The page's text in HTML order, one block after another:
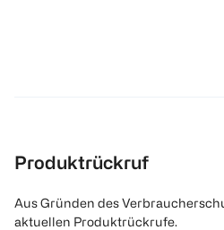
Produktrückruf
Aus Gründen des
aktuellen Produktrückrufe.